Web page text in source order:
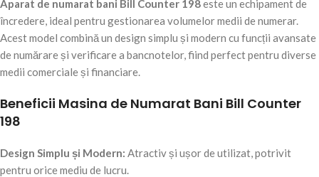
Aparat de numarat bani Bill Counter 198este un echipament de
încredere, ideal pentru gestionarea volumelor medii de numerar.
Acest model combină un design simplu și modern cu funcții avansate
de numărare și verificare a bancnotelor, fiind perfect pentru diverse
medii comerciale și financiare.
Beneficii Masina de Numarat Bani Bill Counter
198
Design Simplu și Modern: Atractiv și ușor de utilizat, potrivit
pentru orice mediu de lucru.